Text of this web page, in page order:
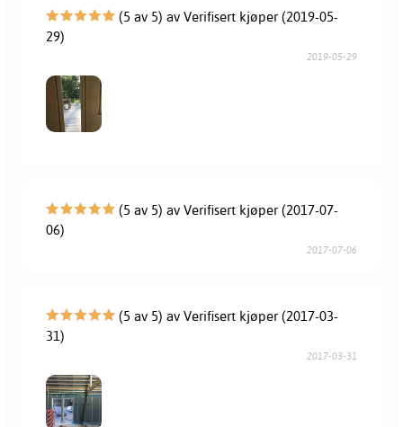
(5 av 5) av Verifisert kjøper (2019-05-
29)
2019-05-29
(5 av 5) av Verifisert kjøper (2017-07-
06)
2017-07-06
(5 av 5) av Verifisert kjøper (2017-03-
31)
2017-03-31